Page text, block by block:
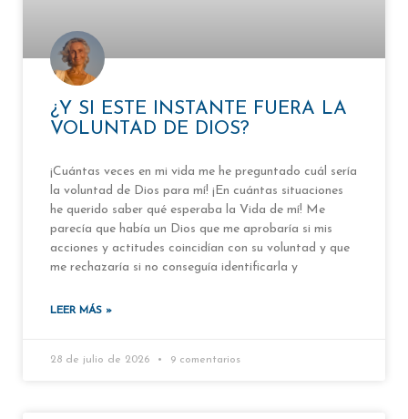
¿Y SI ESTE INSTANTE FUERA LA
VOLUNTAD DE DIOS?
¡Cuántas veces en mi vida me he preguntado cuál sería
la voluntad de Dios para mí! ¡En cuántas situaciones
he querido saber qué esperaba la Vida de mí! Me
parecía que había un Dios que me aprobaría si mis
acciones y actitudes coincidían con su voluntad y que
me rechazaría si no conseguía identificarla y
LEER MÁS »
28 de julio de 2026 9 comentarios